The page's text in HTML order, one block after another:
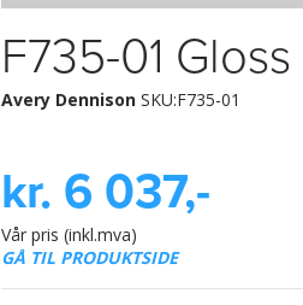
F735-01
Avery Dennison SKU:F735-01
kr. 6 037,-
Vår pris (inkl.mva)
GÅ TIL PRODUKTSIDE